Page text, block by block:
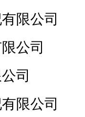
限公司
公司
司
限公司